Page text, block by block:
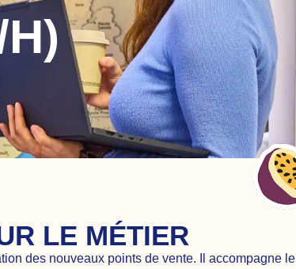
LE MÉTIER
des nouveaux points de vente. Il accompagne le